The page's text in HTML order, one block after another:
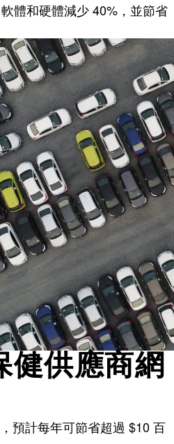
體和硬體減少 40%，並節省
健供應商網
預計每年可節省超過 $10 百